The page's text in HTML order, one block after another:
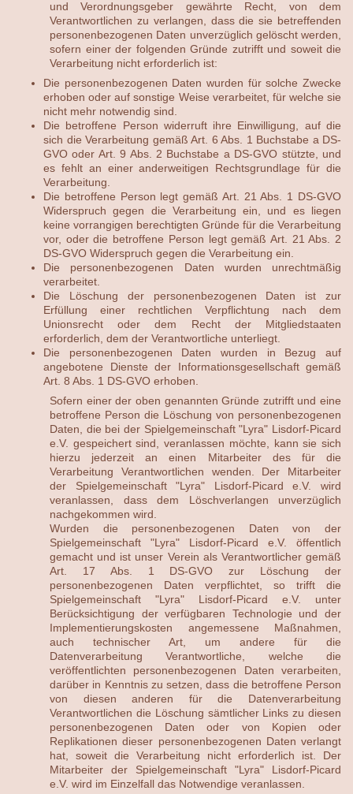
und Verordnungsgeber gewährte Recht, von dem
Verantwortlichen zu verlangen, dass die sie betreffenden
personenbezogenen Daten unverzüglich gelöscht werden,
sofern einer der folgenden Gründe zutrifft und soweit die
Verarbeitung nicht erforderlich ist:
Die personenbezogenen Daten wurden für solche Zwecke
erhoben oder auf sonstige Weise verarbeitet, für welche sie
nicht mehr notwendig sind.
Die betroffene Person widerruft ihre Einwilligung, auf die
sich die Verarbeitung gemäß Art. 6 Abs. 1 Buchstabe a DS-
GVO oder Art. 9 Abs. 2 Buchstabe a DS-GVO stützte, und
es fehlt an einer anderweitigen Rechtsgrundlage für die
Verarbeitung.
Die betroffene Person legt gemäß Art. 21 Abs. 1 DS-GVO
Widerspruch gegen die Verarbeitung ein, und es liegen
keine vorrangigen berechtigten Gründe für die Verarbeitung
vor, oder die betroffene Person legt gemäß Art. 21 Abs. 2
DS-GVO Widerspruch gegen die Verarbeitung ein.
Die personenbezogenen Daten wurden unrechtmäßig
verarbeitet.
Die Löschung der personenbezogenen Daten ist zur
Erfüllung einer rechtlichen Verpflichtung nach dem
Unionsrecht oder dem Recht der Mitgliedstaaten
erforderlich, dem der Verantwortliche unterliegt.
Die personenbezogenen Daten wurden in Bezug auf
angebotene Dienste der Informationsgesellschaft gemäß
Art. 8 Abs. 1 DS-GVO erhoben.
Sofern einer der oben genannten Gründe zutrifft und eine
betroffene Person die Löschung von personenbezogenen
Daten, die bei der Spielgemeinschaft "Lyra" Lisdorf-Picard
e.V. gespeichert sind, veranlassen möchte, kann sie sich
hierzu jederzeit an einen Mitarbeiter des für die
Verarbeitung Verantwortlichen wenden. Der Mitarbeiter
der Spielgemeinschaft "Lyra" Lisdorf-Picard e.V. wird
veranlassen, dass dem Löschverlangen unverzüglich
nachgekommen wird.
Wurden die personenbezogenen Daten von der
Spielgemeinschaft "Lyra" Lisdorf-Picard e.V. öffentlich
gemacht und ist unser Verein als Verantwortlicher gemäß
Art. 17 Abs. 1 DS-GVO zur Löschung der
personenbezogenen Daten verpflichtet, so trifft die
Spielgemeinschaft "Lyra" Lisdorf-Picard e.V. unter
Berücksichtigung der verfügbaren Technologie und der
Implementierungskosten angemessene Maßnahmen,
auch technischer Art, um andere für die
Datenverarbeitung Verantwortliche, welche die
veröffentlichten personenbezogenen Daten verarbeiten,
darüber in Kenntnis zu setzen, dass die betroffene Person
von diesen anderen für die Datenverarbeitung
Verantwortlichen die Löschung sämtlicher Links zu diesen
personenbezogenen Daten oder von Kopien oder
Replikationen dieser personenbezogenen Daten verlangt
hat, soweit die Verarbeitung nicht erforderlich ist. Der
Mitarbeiter der Spielgemeinschaft "Lyra" Lisdorf-Picard
e.V. wird im Einzelfall das Notwendige veranlassen.